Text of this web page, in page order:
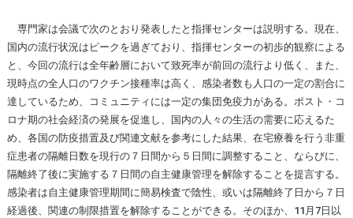
専門家は会議で次のとおり発表したと指揮センターは説明する。現在、
国内の流行状況はピークを過ぎており、指揮センターの初歩的観察による
と、今回の流行は全年齢層において致死率が前回の流行より低く、また、
現時点の全人口のワクチン接種率は高く、感染者数も人口の一定の割合に
達しているため、コミュニティには一定の集団免疫力がある。ポスト・コ
ロナ期の社会経済の発展を促進し、国内の人々の生活の需要に応えるた
め、各国の防疫措置及び関連文献を参考にした結果、在宅療養を行う非重
症患者の隔離日数を現行の７日間から５日間に調整すること、ならびに、
隔離終了後に実施する７日間の自主健康管理を解除することを提言する。
感染者は自主健康管理期間に簡易検査で陰性、或いは隔離終了日から７日
経過後、関連の制限措置を解除することができる。そのほか、11月7日以